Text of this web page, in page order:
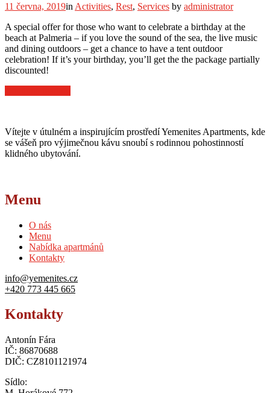
11 června, 2019in Activities, Rest, Services by administrator
A special offer for those who want to celebrate a birthday at the
beach at Palmeria – if you love the sound of the sea, the live music
and dining outdoors – get a chance to have a tent outdoor
celebration! If it’s your birthday, you’ll get the the package partially
discounted!
Beach
Tent
Dining!”
Vítejte v útulném a inspirujícím prostředí Yemenites Apartments, kde
se vášeň pro výjimečnou kávu snoubí s rodinnou pohostinností
klidného ubytování.
Menu
O nás
Menu
Nabídka apartmánů
Kontakty
info@yemenites.cz
+420 773 445 665
Kontakty
Antonín Fára
IČ: 86870688
DIČ: CZ8101121974
Sídlo: